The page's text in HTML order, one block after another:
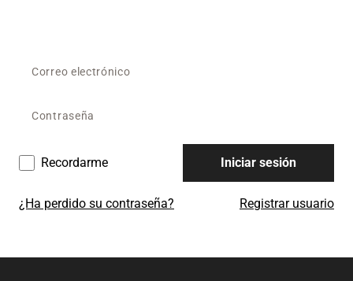
Recordarme Iniciar sesión
¿Ha perdido su contraseña? Registrar usuario